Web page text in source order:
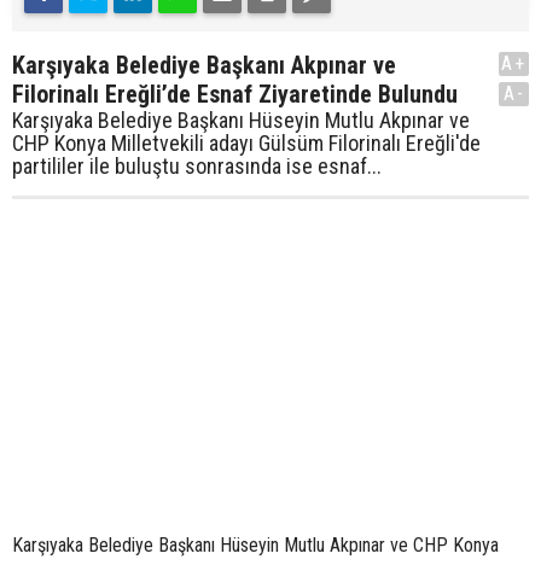
Karşıyaka Belediye Başkanı Akpınar ve
Filorinalı Ereğli’de Esnaf Ziyaretinde Bulundu
Karşıyaka Belediye Başkanı Hüseyin Mutlu Akpınar ve
CHP Konya Milletvekili adayı Gülsüm Filorinalı Ereğli'de
partililer ile buluştu sonrasında ise esnaf...
A+
A-
Karşıyaka Belediye Başkanı Hüseyin Mutlu Akpınar ve CHP Konya